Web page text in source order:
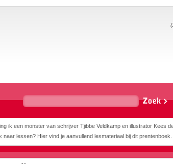
ik een monster van schrijver Tjibbe Veldkamp en illustrator Kees
lessen? Hier vind je aanvullend lesmateriaal bij dit prentenboek.